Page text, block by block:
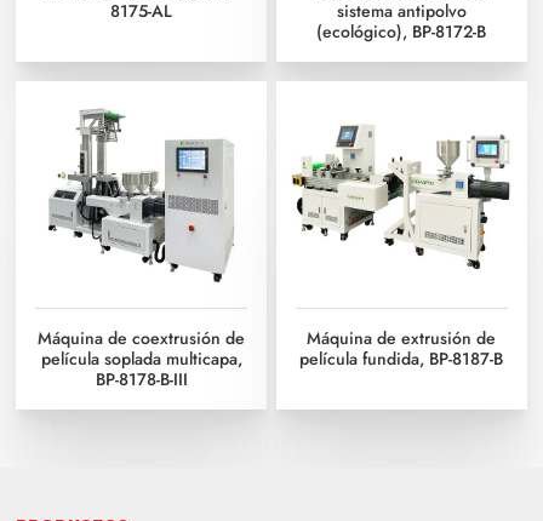
8175-AL
sistema antipolvo
(ecológico), BP-8172-B
Máquina de coextrusión de
película soplada multicapa,
BP-8178-B-III
Máquina de extrusión de
película fundida, BP-8187-B